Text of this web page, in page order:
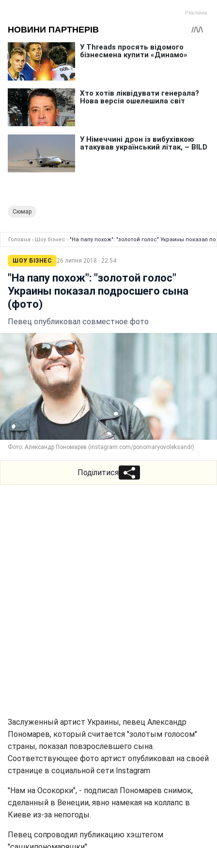
Сюмар
Головна › Шоу бізнес › "На папу похож": "золотой голос" Украины показал
ШОУ БІЗНЕС 26 липня 2018 · 22:54
"На папу похож": "золотой голос"
Украины показал подросшего сына
(фото)
Певец опубликовал совместное фото
Фото: Александр Пономарев (instagram.com/ponomaryovoleksandr)
Поділитися
Заслуженный артист Украины, певец Александр
Пономарев, который считается "золотым голосом"
страны, показал повзрослевшего сына.
Соответствующее фото артист опубликовал на своей
странице в социальной сети Instagram
"Нам на Осокорки", - подписал Пономарев снимок,
сделанный в Венеции, явно намекая на коллапс в
Киеве из-за непогоды.
Певец сопроводил публикацию хэштегом